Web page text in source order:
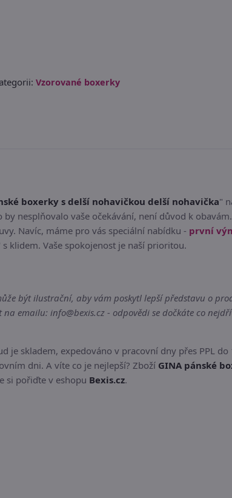
Vzorované boxerky
boxerky s delší nohavičkou delší nohavička"
nesplňovalo vaše očekávání, není důvod k
Navíc, máme pro vás speciální nabídku - první
s klidem. Vaše spokojenost je naší prioritou.
být ilustrační, aby vám poskytl lepší představu o
emailu: info@bexis.cz - odpovědi se dočkáte co
je skladem, expedováno v pracovní dny přes PPL
dni. A víte co je nejlepší? Zboží GINA pánské
si pořiďte v eshopu Bexis.cz.